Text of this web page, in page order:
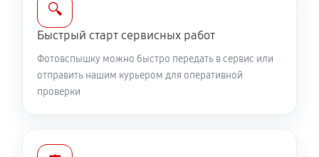
🔍
Быстрый старт сервисных работ
Фотовспышку можно быстро передать в сервис или
отправить нашим курьером для оперативной
проверки